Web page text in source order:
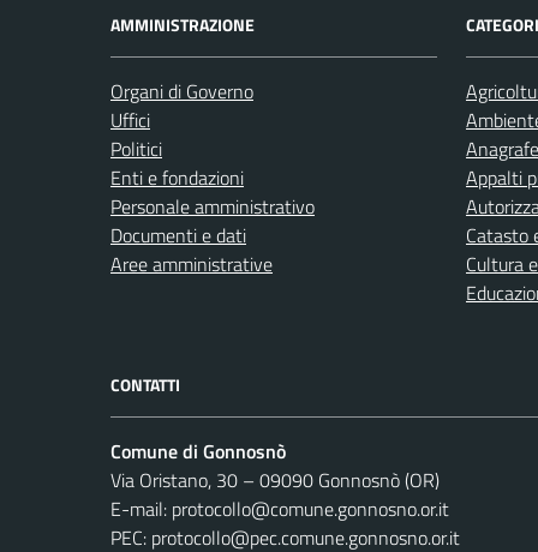
AMMINISTRAZIONE
Organi di Governo
Uffici
Politici
Enti e fondazioni
Personale amministrativo
Documenti e dati
Aree amministrative
Appalti
Catasto
Cultura
CONTATTI
Comune di Gonnosnò
Via Oristano, 30 – 09090 Gonnosnò (OR)
E-mail: protocollo@comune.gonnosno.or.it
PEC: protocollo@pec.comune.gonnosno.or.it